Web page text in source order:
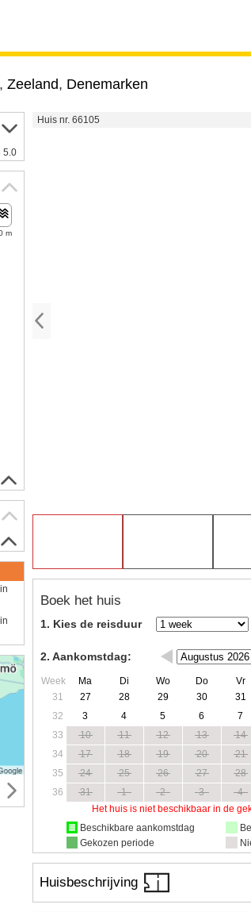
, Zeeland, Denemarken
Huis nr. 66105
Boek het huis
1. Kies de reisduur
2. Aankomstdag:
Week Ma Di Wo Do Vr
31
27 28 29 30 31
32
3 4 5 6 7
33
10 11 12 13 14
34
17 18 19 20 21
35
24 25 26 27 28
36
31 1 2 3 4
Het huis is niet beschikbaar in de
Beschikbare aankomstdag
Gekozen periode
Huisbeschrijving
5.0
m